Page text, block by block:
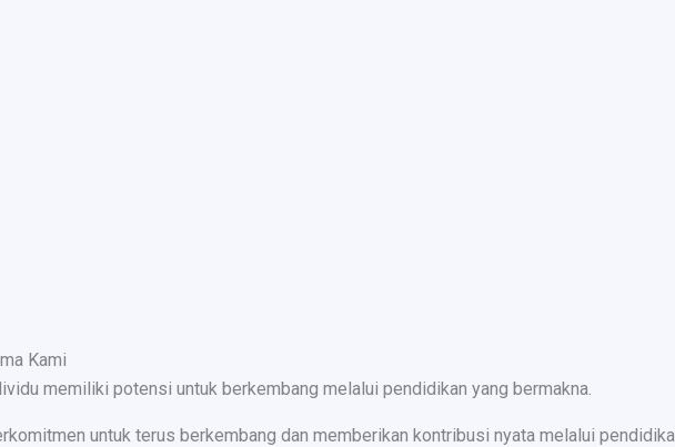
Kami
memiliki potensi untuk berkembang melalui pendidikan yang bermakna.
untuk terus berkembang dan memberikan kontribusi nyata melalui